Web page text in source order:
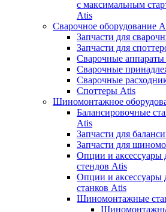
с максимальным
Atis
Сварочное оборудование
Запчасти для
Запчасти для
Сварочные
Сварочные
Сварочные
Споттеры Atis
Шиномонтажное
Балансировочные
Atis
Запчасти для
Запчасти для
Опции и аксессуары
стендов Atis
Опции и
станков Atis
Шиномонтажные